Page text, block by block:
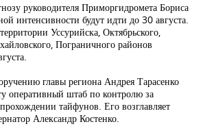
руководителя Приморгидромета Бориса
интенсивности будут идти до 30 августа.
Уссурийска, Октябрьского,
Пограничного районов
главы региона Андрея Тарасенко
оперативный штаб по контролю за
тайфунов. Его возглавляет
Александр Костенко.